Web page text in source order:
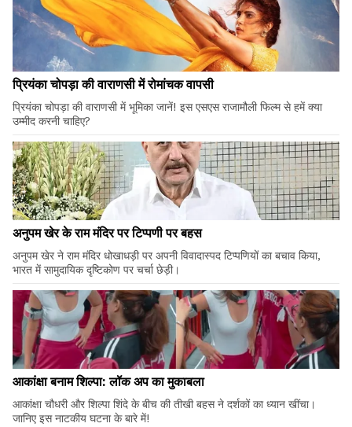
प्रियंका चोपड़ा की वाराणसी में रोमांचक वापसी
प्रियंका चोपड़ा की वाराणसी में भूमिका जानें! इस एसएस राजामौली फिल्म से हमें क्या
उम्मीद करनी चाहिए?
अनुपम खेर के राम मंदिर पर टिप्पणी पर बहस
अनुपम खेर ने राम मंदिर धोखाधड़ी पर अपनी विवादास्पद टिप्पणियों का बचाव किया,
भारत में सामुदायिक दृष्टिकोण पर चर्चा छेड़ी।
आकांक्षा बनाम शिल्पा: लॉक अप का मुकाबला
आकांक्षा चौधरी और शिल्पा शिंदे के बीच की तीखी बहस ने दर्शकों का ध्यान खींचा।
जानिए इस नाटकीय घटना के बारे में!